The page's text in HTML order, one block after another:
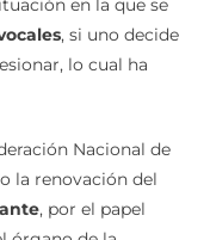
en la que se
, si uno decide
lo cual ha
Nacional de
la renovación del
, por el papel